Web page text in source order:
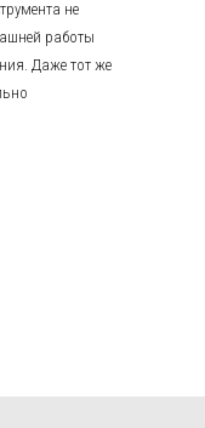
не
работы
Даже тот же